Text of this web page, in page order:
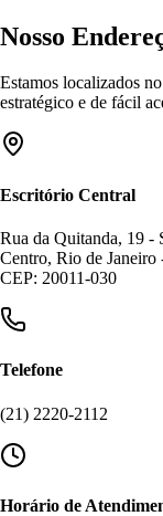
Nosso
Estamos localizados
estratégico e de fácil
Escritório Central
Rua da Quitanda, 19 -
Centro, Rio de Janeiro
CEP: 20011-030
Telefone
(21) 2220-2112
Horário de